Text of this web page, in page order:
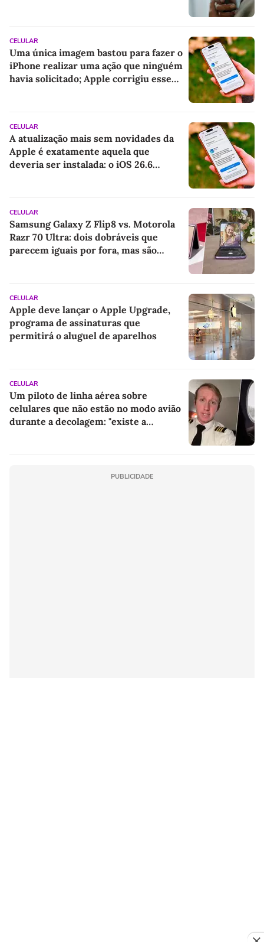
CELULAR
Uma única imagem bastou para fazer o
iPhone realizar uma ação que ninguém
havia solicitado; Apple corrigiu esse
CELULAR
A atualização mais sem novidades da
Apple é exatamente aquela que
deveria ser instalada: o iOS 26.6
CELULAR
Samsung Galaxy Z Flip8 vs. Motorola
Razr 70 Ultra: dois dobráveis que
parecem iguais por fora, mas são
CELULAR
Apple deve lançar o Apple Upgrade,
programa de assinaturas que
permitirá o aluguel de aparelhos
CELULAR
Um piloto de linha aérea sobre
celulares que não estão no modo avião
durante a decolagem: "existe a
PUBLICIDADE